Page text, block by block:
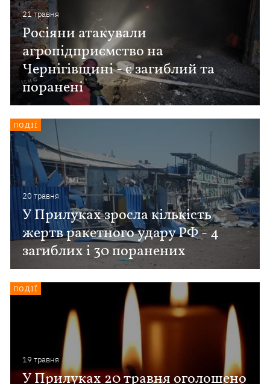
21 травня
Росіяни атакували
агропідприємство на
Чернігівщині - є загиблий та
поранені
20 травня
У Прилуках зросла кількість
жертв ракетного удару РФ - 4
загиблих і 30 поранених
ПОДІЇ
19 травня
У Прилуках 20 травня оголошено
ПОДІЇ